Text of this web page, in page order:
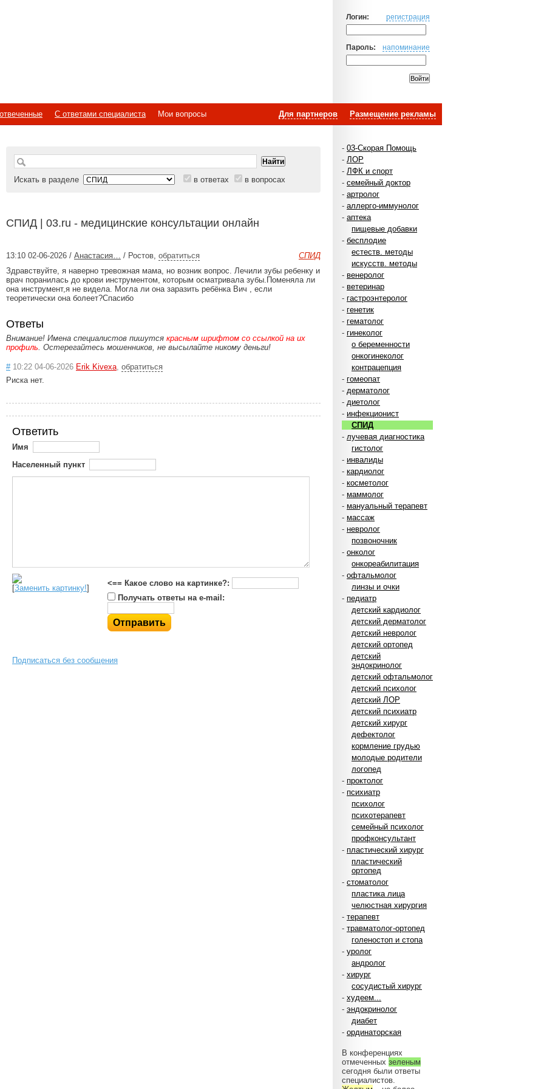
Логин: регистрация
Пароль: напоминание
Размещение рекламы
Для партнеров
С ответами специалиста
Мои вопросы
- 03-Скорая Помощь
- ЛОР
- ЛФК и спорт
- семейный доктор
- артролог
- аллерго-иммунолог
- аптека
пищевые добавки
- бесплодие
естеств. методы
искусств. методы
- венеролог
- ветеринар
- гастроэнтеролог
- генетик
- гематолог
- гинеколог
о беременности
онкогинеколог
контрацепция
- гомеопат
- дерматолог
- диетолог
- инфекционист
СПИД
- лучевая диагностика
гистолог
- инвалиды
- кардиолог
- косметолог
- маммолог
- мануальный терапевт
- массаж
- невролог
позвоночник
- онколог
онкореабилитация
- офтальмолог
линзы и очки
- педиатр
детский кардиолог
детский дерматолог
детский невролог
детский ортопед
детский
эндокринолог
детский офтальмолог
детский психолог
детский ЛОР
детский психиатр
детский хирург
дефектолог
кормление грудью
молодые родители
логопед
- проктолог
- психиатр
психолог
психотерапевт
семейный психолог
профконсультант
- пластический хирург
пластический
ортопед
- стоматолог
пластика лица
челюстная хирургия
- терапевт
- травматолог-ортопед
голеностоп и стопа
- уролог
андролог
- хирург
сосудистый хирург
- худеем...
- эндокринолог
диабет
- ординаторская
В конференциях
отмеченных зеленым
сегодня были ответы
специалистов.
Искать в разделе в ответах в вопросах
СПИД | 03.ru - медицинские консультации онлайн
СПИД
13:10 02-06-2026 / Анастасия… / Ростов, обратиться
Здравствуйте, я наверно тревожная мама, но возник вопрос. Лечили зубы ребенку и
врач поранилась до крови инструментом, которым осматривала зубы.Поменяла ли
она инструмент,я не видела. Могла ли она заразить ребёнка Вич , если
теоретически она болеет?Спасибо
Ответы
Внимание! Имена специалистов пишутся красным шрифтом со ссылкой на их
профиль. Остерегайтесь мошенников, не высылайте никому деньги!
#10:22 04-06-2026 Erik Kivexa, обратиться
Риска нет.
Ответить
Имя
Населенный пункт
[Заменить картинку!]
<== Какое слово на картинке?:
Получать ответы на e-mail:
Подписаться без сообщения